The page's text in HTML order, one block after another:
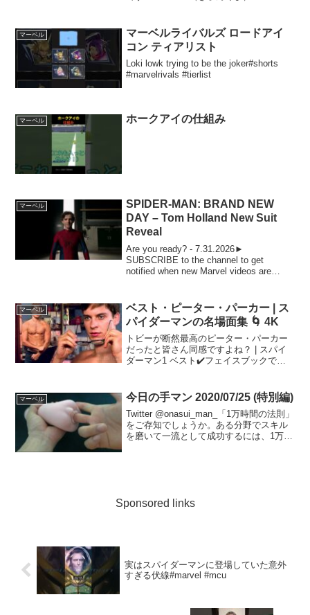
い合わせください...
マーベル
マーベルライバルズ ロードアイ
コン ティアリスト
Loki lowk trying to be the joker#shorts
#marvelrivals #tierlist
マーベル ホークアイの仕組み
マーベル
SPIDER-MAN: BRAND NEW
DAY – Tom Holland New Suit
Reveal
Are you ready? - 7.31.2026►
SUBSCRIBE to the channel to get
notified when new Marvel videos are
マーベル
ベスト・ピーター・パーカー | ス
パイダーマンの名場面集 🌀 4K
トビーが断然最高のピーター・パーカー
だったと皆さん同感ですよね？ | スパイ
ダーマン1 ベスト✔️フェイスブックでの
入またはレンタルする ➤ 映画のタイトル
:...
マーベル 今日の手マン 2020/07/25 (特別編)
Twitter @onasui_man_「1万時間の法則」
をご存知でしょうか。ある分野でスキル
を磨いて一流として成功するには、1万時
Sponsored links
実はスパイダーマンに登場していた意外
すぎる伏線#marvel #mcu